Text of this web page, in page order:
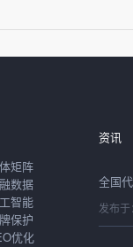
矩阵
数据
智能
保护
优化
资讯
发布于
发布